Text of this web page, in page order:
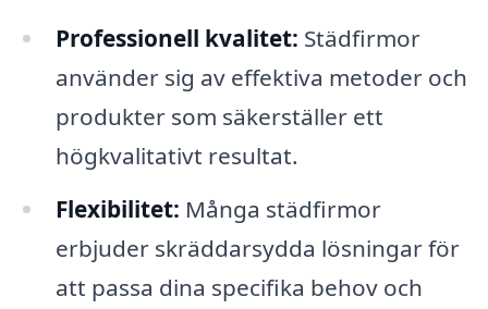
Professionell kvalitet: Städfirmor
använder sig av effektiva metoder och
produkter som säkerställer ett
högkvalitativt resultat.
Flexibilitet: Många städfirmor
erbjuder skräddarsydda lösningar för
att passa dina specifika behov och